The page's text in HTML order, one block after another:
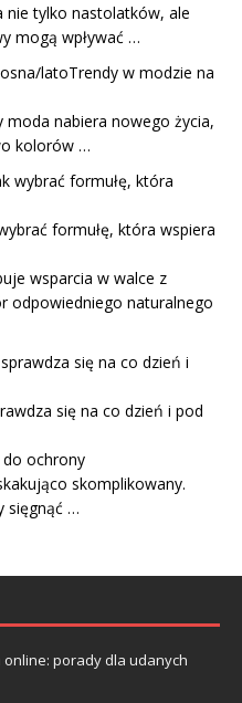
tylko nastolatków, ale
mogą wpływać …
Trendy w modzie na
nabiera nowego życia,
kolorów …
formułę, która wspiera
wsparcia w walce z
odpowiedniego naturalnego
się na co dzień i pod
ochrony
skomplikowany.
sięgnąć …
porady dla udanych